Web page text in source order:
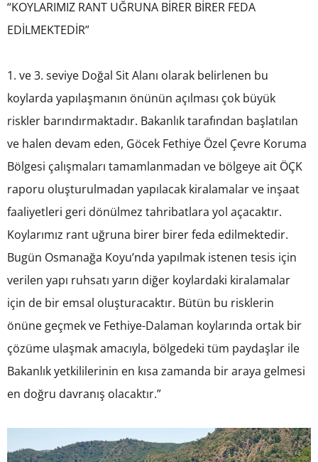
“KOYLARIMIZ RANT UĞRUNA BİRER BİRER FEDA
EDİLMEKTEDİR”
1. ve 3. seviye Doğal Sit Alanı olarak belirlenen bu
koylarda yapılaşmanın önünün açılması çok büyük
riskler barındırmaktadır. Bakanlık tarafından başlatılan
ve halen devam eden, Göcek Fethiye Özel Çevre Koruma
Bölgesi çalışmaları tamamlanmadan ve bölgeye ait ÖÇK
raporu oluşturulmadan yapılacak kiralamalar ve inşaat
faaliyetleri geri dönülmez tahribatlara yol açacaktır.
Koylarımız rant uğruna birer birer feda edilmektedir.
Bugün Osmanağa Koyu’nda yapılmak istenen tesis için
verilen yapı ruhsatı yarın diğer koylardaki kiralamalar
için de bir emsal oluşturacaktır. Bütün bu risklerin
önüne geçmek ve Fethiye-Dalaman koylarında ortak bir
çözüme ulaşmak amacıyla, bölgedeki tüm paydaşlar ile
Bakanlık yetkililerinin en kısa zamanda bir araya gelmesi
en doğru davranış olacaktır.”